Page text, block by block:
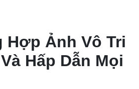
Hợp Ảnh Vô Tri
Hấp Dẫn Mọi